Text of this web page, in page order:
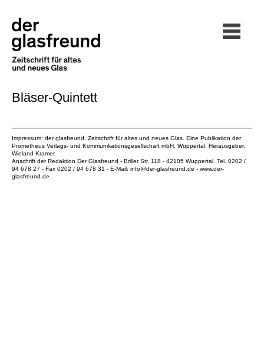
Bläser-Quintett
Impressum: der glasfreund. Zeitschrift für altes und neues Glas. Eine Publikation der
Prometheus Verlags- und Kommunikationsgesellschaft mbH , Wuppertal. Herausgeber:
Wieland Kramer.
Anschrift der Redaktion Der Glasfreund - Briller Str. 118 - 42105 Wuppertal. Tel. 0202 /
94 678 27 - Fax 0202 / 94 678 31 - E-Mail: info@der-glasfreund.de - www.der-
glasfreund.de